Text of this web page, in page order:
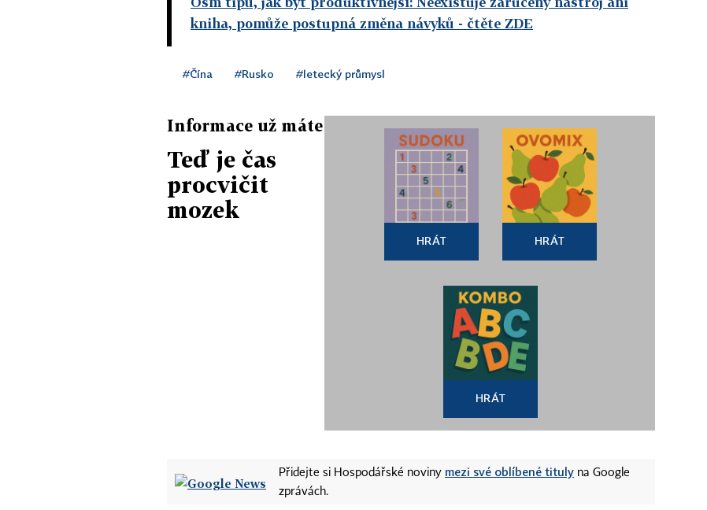
kniha, pomůže postupná změna návyků - čtěte ZDE
#Čína #Rusko #letecký průmysl
Informace už máte
Teď je čas
procvičit
mozek
HRÁT HRÁT
HRÁT
Přidejte si Hospodářské noviny mezi své oblíbené tituly na Google
zprávách.